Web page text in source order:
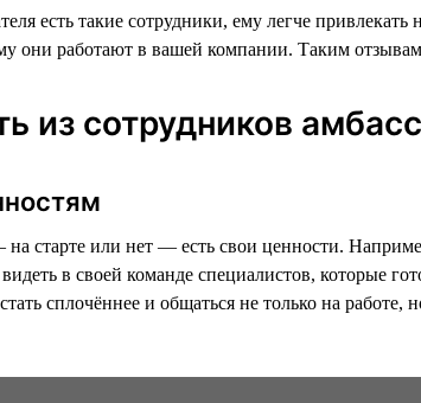
есть такие сотрудники, ему легче
они работают в вашей компании. Таким
из сотрудников
старте или нет — есть свои ценности.
в своей команде специалистов, которые
сплочённее и общаться не только на работе,